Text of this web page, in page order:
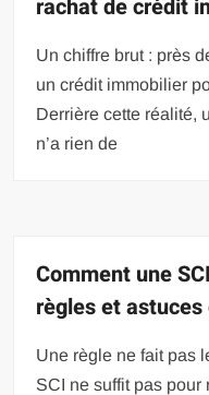
rachat de crédit
Un chiffre brut : près
un crédit immobilier
Derrière cette réalité,
n’a rien de
Comment une
règles et astuces
Une règle ne fait pas
SCI ne suffit pas pour